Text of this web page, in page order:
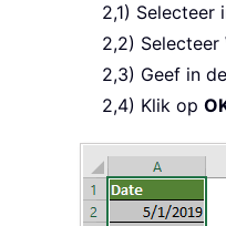
2,1) Selecteer
2,2) Selecteer
2,3) Geef in
2,4) Klik op